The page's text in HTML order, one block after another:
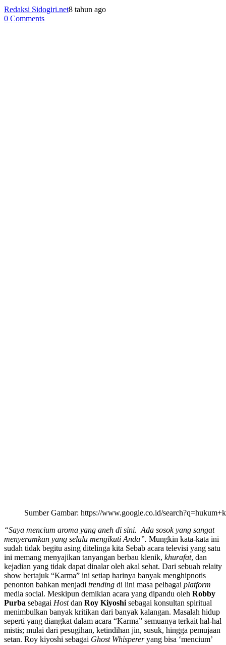
Redaksi Sidogiri.net8 tahun ago
0 Comments
Sumber Gambar: https://www.google.co.id/
“Saya mencium aroma yang aneh di sini. Ada sosok yang sangat
menyeramkan yang selalu mengikuti Anda”. Mungkin kata-kata ini
sudah tidak begitu asing ditelinga kita Sebab acara televisi yang satu
ini memang menyajikan tanyangan berbau klenik, khurafat, dan
kejadian yang tidak dapat dinalar oleh akal sehat. Dari sebuah relaity
show bertajuk “Karma” ini setiap harinya banyak menghipnotis
penonton bahkan menjadi trending di lini masa pelbagai platform
media social. Meskipun demikian acara yang dipandu oleh Robby
Purba sebagai Hostdan Roy Kiyoshi sebagai konsultan spiritual
menimbulkan banyak kritikan dari banyak kalangan. Masalah hidup
seperti yang diangkat dalam acara “Karma” semuanya terkait hal-hal
mistis; mulai dari pesugihan, ketindihan jin, susuk, hingga pemujaan
setan. Roy kiyoshi sebagai Ghost Whispereryang bisa ‘mencium’